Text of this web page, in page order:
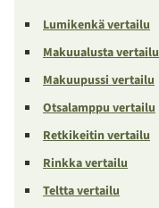
Lumikenkä vertailu
Makuualusta vertailu
Makuupussi vertailu
Otsalamppu vertailu
Retkikeitin vertailu
Rinkka vertailu
Teltta vertailu